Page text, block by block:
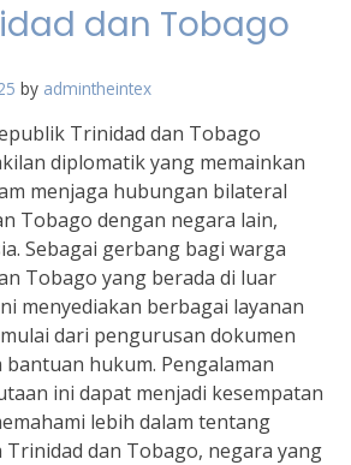
dan Tobago
by admintheintex
Trinidad dan Tobago
diplomatik yang memainkan
menjaga hubungan bilateral
Tobago dengan negara lain,
Sebagai gerbang bagi warga
Tobago yang berada di luar
menyediakan berbagai layanan
dari pengurusan dokumen
hukum. Pengalaman
ini dapat menjadi kesempatan
lebih dalam tentang
Trinidad dan Tobago, negara yang